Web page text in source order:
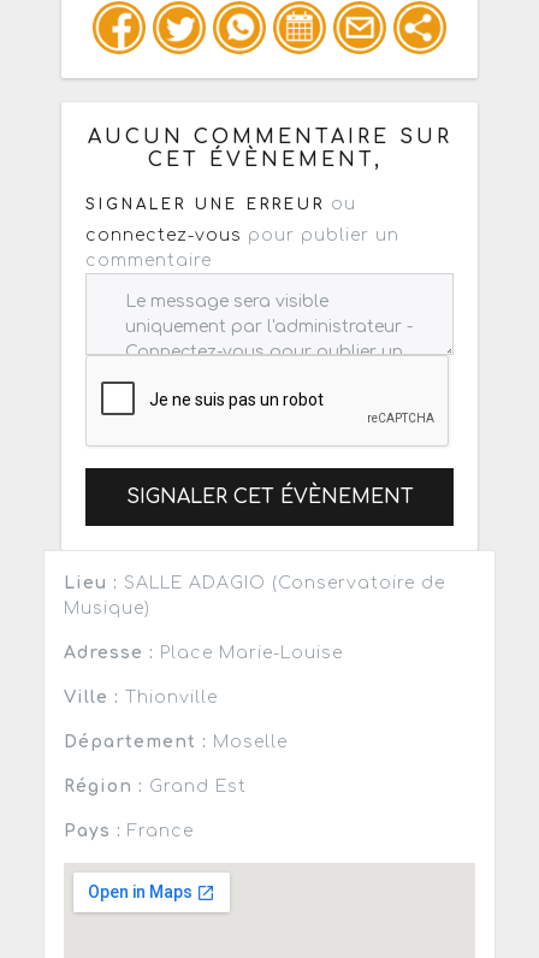
Copiez les infos ci-dessous pour un
: mail / forum / réseau social
AUCUN COMMENTAIRE SUR
CET ÉVÈNEMENT,
SIGNALER UNE ERREUR
ou
connectez-vous pour publier un
commentaire
SIGNALER CET ÉVÈNEMENT
Lieu : SALLE ADAGIO (Conservatoire de
Musique)
Adresse : Place Marie-Louise
Ville : Thionville
Département : Moselle
Région : Grand Est
Pays : France